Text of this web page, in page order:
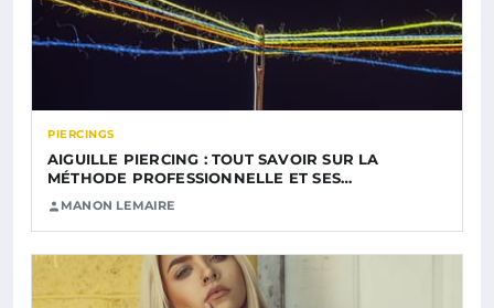
PIERCINGS
AIGUILLE PIERCING : TOUT SAVOIR SUR LA
MÉTHODE PROFESSIONNELLE ET SES…
MANON LEMAIRE